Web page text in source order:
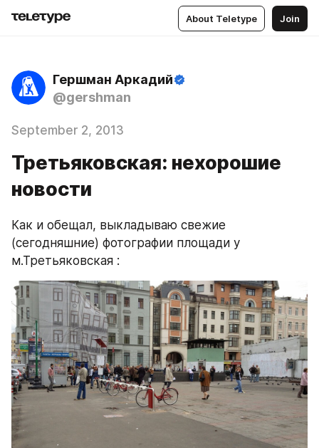
About Teletype Join
Гершман Аркадий
@gershman
September 2, 2013
Третьяковская: нехорошие
новости
Как и обещал, выкладываю свежие
(сегодняшние) фотографии площади у
м.Третьяковская :